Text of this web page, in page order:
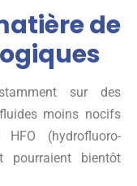
de
sur des
moins nocifs
(hydrofluoro-
pourraient bientôt